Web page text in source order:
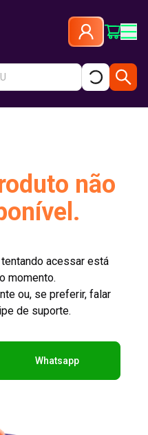
não
acessar está
momento.
ou, se preferir, falar
de suporte.
Whatsapp